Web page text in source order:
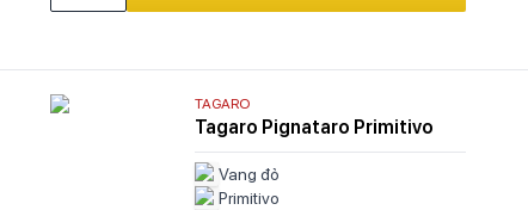
TAGARO
Tagaro Pignataro Primitivo
Vang đỏ
Primitivo